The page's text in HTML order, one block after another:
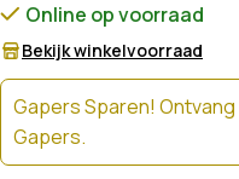
Online op voorraad
Bekijk winkelvoorraad
Gapers Sparen!
Gapers.